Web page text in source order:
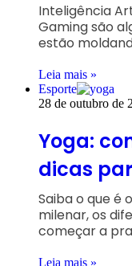
Inteligência
Gaming são
estão
Leia mais »
Esporte
28 de outubro de
Yoga:
dicas
Saiba o que é
milenar, os
começar a
Leia mais »